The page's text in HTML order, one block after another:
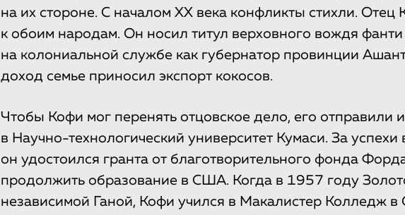
на их стороне. С началом XX века конфликты стихли.
к обоим народам. Он носил титул верховного вождя фанти
на колониальной службе как губернатор провинции
доход семье приносил экспорт кокосов.
Чтобы Кофи мог перенять отцовское дело, его отправили
в Научно-технологический университет Кумаси. За успехи
он удостоился гранта от благотворительного фонда
продолжить образование в США. Когда в 1957 году
независимой Ганой, Кофи учился в Макалистер Колледж в